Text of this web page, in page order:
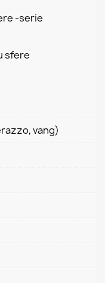
-serie
sfere
vang)